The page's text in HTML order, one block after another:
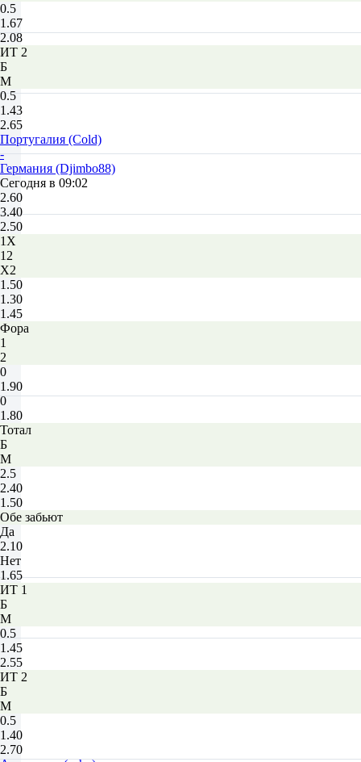
0.5
1.67
2.08
ИТ 2
Б
М
0.5
1.43
2.65
Португалия (Cold)
-
Германия (Djimbo88)
Сегодня в 09:02
2.60
3.40
2.50
1X
12
X2
1.50
1.30
1.45
Фора
1
2
0
1.90
0
1.80
Тотал
Б
М
2.5
2.40
1.50
Обе забьют
Да
2.10
Нет
1.65
ИТ 1
Б
М
0.5
1.45
2.55
ИТ 2
Б
М
0.5
1.40
2.70